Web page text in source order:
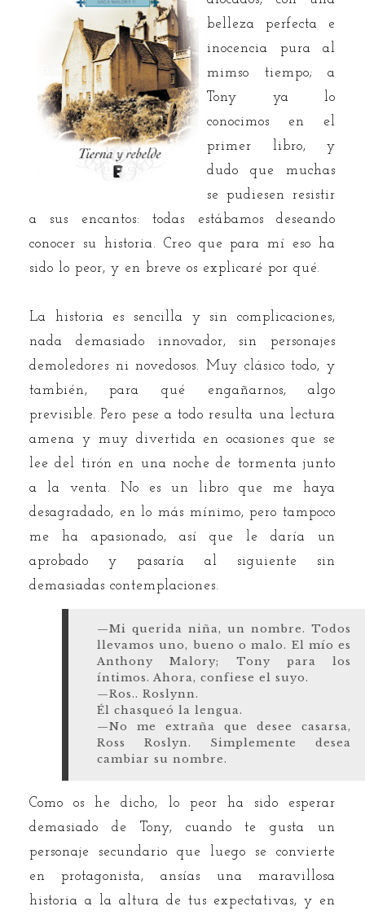
belleza perfecta e
inocencia pura al
mimso tiempo; a
Tony ya lo
conocimos en el
primer libro, y
dudo que muchas
se pudiesen resistir
a sus encantos: todas estábamos deseando
conocer su historia. Creo que para mí eso ha
sido lo peor, y en breve os explicaré por qué.
La historia es sencilla y sin complicaciones,
nada demasiado innovador, sin personajes
demoledores ni novedosos. Muy clásico todo, y
también, para qué engañarnos, algo
previsible. Pero pese a todo resulta una lectura
amena y muy divertida en ocasiones que se
lee del tirón en una noche de tormenta junto
a la venta. No es un libro que me haya
desagradado, en lo más mínimo, pero tampoco
me ha apasionado, así que le daría un
aprobado y pasaría al siguiente sin
demasiadas contemplaciones.
—Mi querida niña, un nombre. Todos
llevamos uno, bueno o malo. El mío es
Anthony Malory; Tony para los
íntimos. Ahora, confiese el suyo.
—Ros.. Roslynn.
Él chasqueó la lengua.
—No me extraña que desee casarsa,
Ross Roslyn. Simplemente desea
cambiar su nombre.
Como os he dicho, lo peor ha sido esperar
demasiado de Tony, cuando te gusta un
personaje secundario que luego se convierte
en protagonista, ansías una maravillosa
historia a la altura de tus expectativas, y en